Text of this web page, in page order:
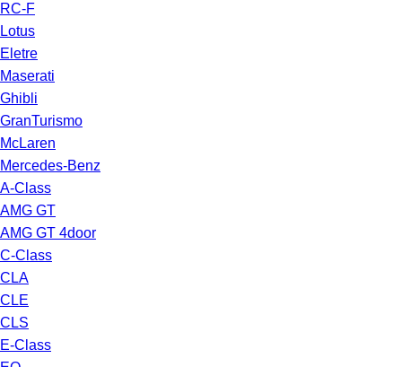
RC-F
Lotus
Eletre
Maserati
Ghibli
GranTurismo
McLaren
Mercedes-Benz
A-Class
AMG GT
AMG GT 4door
C-Class
CLA
CLE
CLS
E-Class